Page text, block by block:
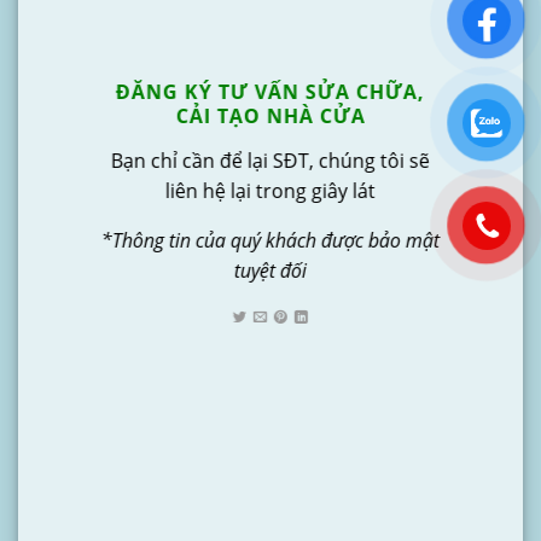
ĐĂNG KÝ TƯ VẤN SỬA CHỮA,
CẢI TẠO NHÀ CỬA
Bạn chỉ cần để lại SĐT, chúng tôi sẽ
liên hệ lại trong giây lát
*Thông tin của quý khách được bảo mật
tuyệt đối